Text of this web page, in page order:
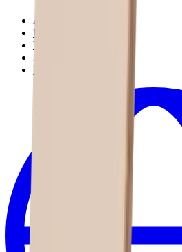
AGB
Datenschutz
Widerrufsbelehrung
Barrierefreiheit
Impressum